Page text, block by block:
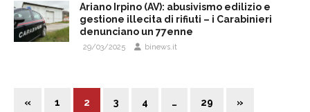
Ariano Irpino (AV): abusivismo edilizio e
gestione illecita di rifiuti – i Carabinieri
denunciano un 77enne
29/03/2025 binews.it
« 1 2 3 4 … 29 »